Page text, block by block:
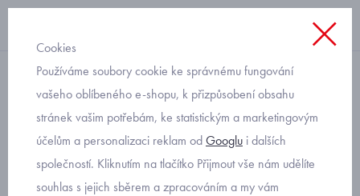
Svetry
pulovr pro chlapečky
Mayoral 2379
Cookies
Používáme soubory cookie ke správnému fungování
vašeho oblíbeného e-shopu, k přizpůsobení obsahu
stránek vašim potřebám, ke statistickým a marketingovým
účelům a personalizaci reklam odGooglu i dalších
společností. Kliknutím na tlačítko Přijmout vše nám udělíte
souhlas s jejich sběrem a zpracováním a my vám